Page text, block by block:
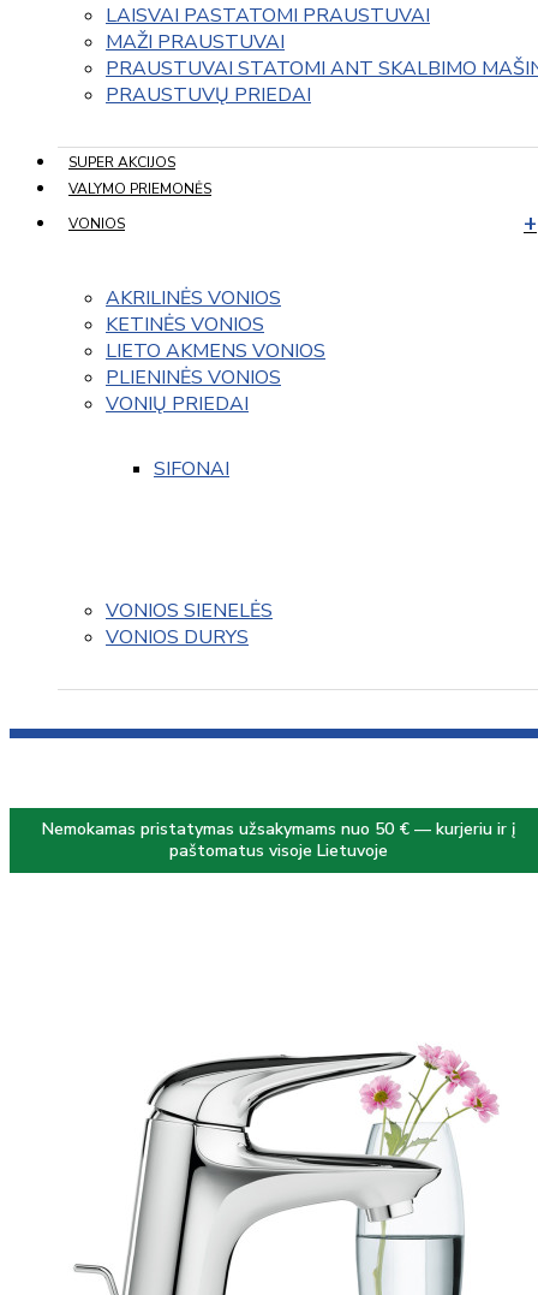
LAISVAI PASTATOMI PRAUSTUVAI
MAŽI PRAUSTUVAI
PRAUSTUVAI STATOMI ANT SKALBIMO
PRAUSTUVŲ PRIEDAI
SUPER AKCIJOS
VALYMO PRIEMONĖS
VONIOS
AKRILINĖS VONIOS
KETINĖS VONIOS
LIETO AKMENS VONIOS
PLIENINĖS VONIOS
VONIŲ PRIEDAI
SIFONAI
VONIOS SIENELĖS
VONIOS DURYS
Nemokamas pristatymas užsakymams nuo 50 € — kurjeriu ir į
paštomatus visoje Lietuvoje